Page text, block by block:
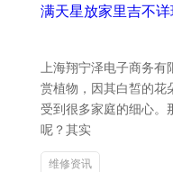
满天星放家里吉不详
上海翔宁泽电子商务有
赏植物，因其白皙的花
受到很多家庭的细心。
呢？其实
维修资讯